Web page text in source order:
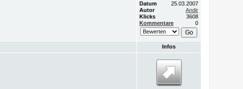
Datum
25.03.2007
Autor
Andir
Klicks
3608
Kommentare
0
Infos